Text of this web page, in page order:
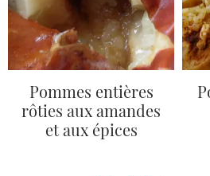
Pommes entières
rôties aux amandes
et aux épices